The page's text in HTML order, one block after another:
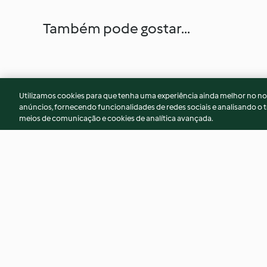
Também pode gostar...
Utilizamos cookies para que tenha uma experiência ainda melhor no
anúncios, fornecendo funcionalidades de redes sociais e analisando o
meios de comunicação e cookies de analítica avançada.